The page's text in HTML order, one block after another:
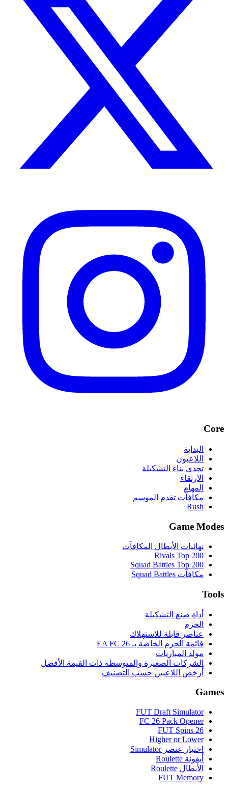
Core
البداية
اللاعبون
تحدي بناء التشكيلة
الارتقاء
المهام
مكافآت تقدم الموسم
Rush
Game Modes
نهائيات الأبطال المكافآت
Rivals Top 200
Squad Battles Top 200
مكافآت Squad Battles
Tools
أداة صنع التشكيلة
الحزم
عناصر قابلة للاستهلاك
قائمة الحزم الخاصة بـ EA FC 26
مولد المباريات
الشركات الصغيرة والمتوسطة ذات القيمة الأفضل
أرخص اللاعبين حسب التصنيف
Games
FUT Draft Simulator
FC 26 Pack Opener
FUT Spins 26
Higher or Lower
اختيار عنصر Simulator
أيقونة Roulette
الأبطال Roulette
FUT Memory